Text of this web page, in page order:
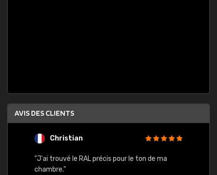
AVIS DES CLIENTS
Christian
"J'ai trouvé le RAL précis pour le ton de ma
chambre."